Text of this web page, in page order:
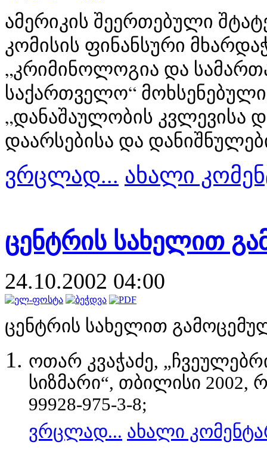
ამერიკის შეერთებული
კომისის ფინანსური
„კრიმინოლოგია და
საქართველო“ მოხსენებული
„დანაშაულობის კვლევისა
დაარსებისა და დანიშნულებ
ვრცლად... ახალი
ცენტრის სახელით
24.10.2002 04:00
ცენტრის სახელით
ოთარ კვაჭაძე, „ჩვეულებრ
სიზმარი“, თბილისი 2002,
99928-975-3-8;
ვრცლად... ახალი